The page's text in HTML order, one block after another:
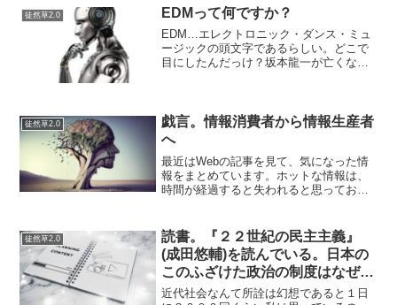
つ「墨田区の凄まじい戦略」（山岡 淳一
郎） | 現代ビジネス...
徒然草2.0 EDMって何ですか？
EDM…エレクトロニック・ダンス・ミュ
ージックの頭文字であるらしい。どこで
目にしたんだっけ？坂本龍一が亡くなっ
語）だな。よく...
徒然草2.0
戯言。情報消費者から情報生産者
へ
最近はWebの記事を見て、気になった情
報をまとめています。ホットな情報は、
時間が経過すると失われると思ってお
力がかかりすぎているので、もう少し省
力化したいですが。例えば...
徒然草2.0
読書。『２２世紀の民主主義』
(成田悠輔)を読んでいる。日本の
このふざけた政治の制度はなぜク
ソなのか。
近代社会なんて所詮は幻想であると１日